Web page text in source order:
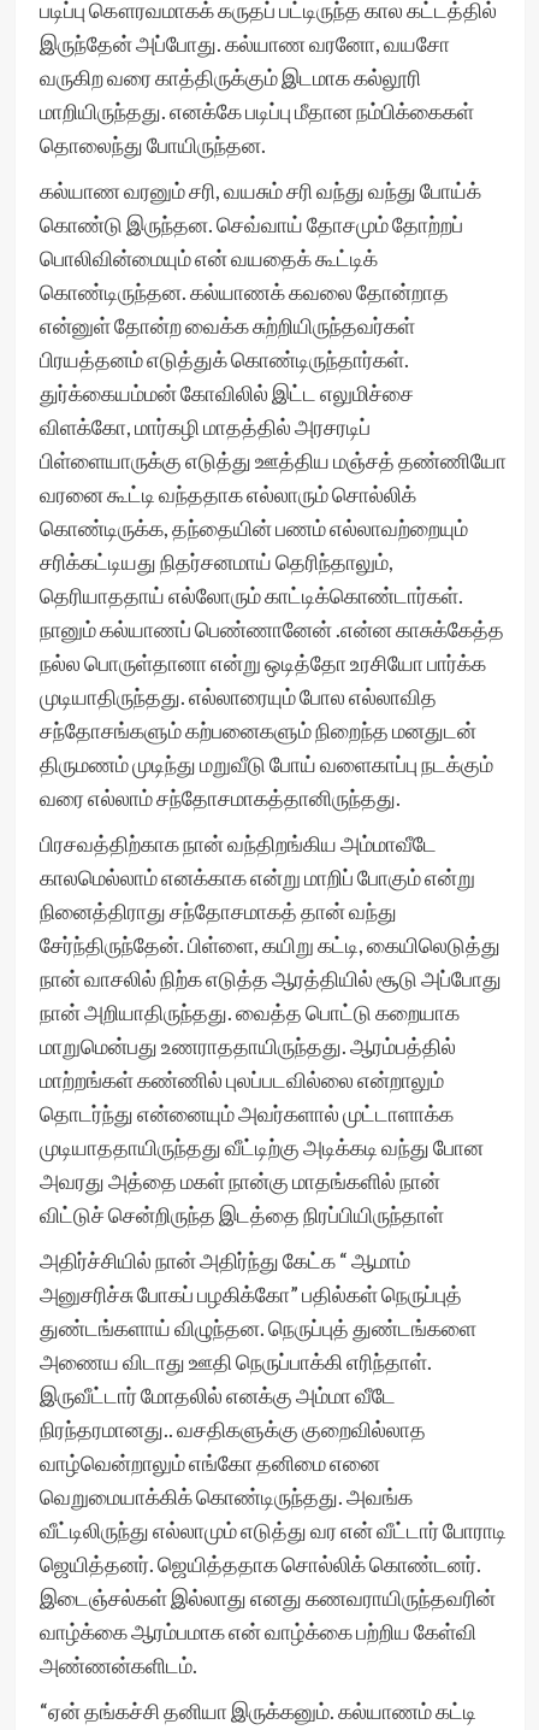
படிப்பு கௌரவமாகக் கருதப் பட்டிருந்த கால கட்டத்தில்
இருந்தேன் அப்போது. கல்யாண வரனோ, வயசோ
வருகிற வரை காத்திருக்கும் இடமாக கல்லூரி
மாறியிருந்தது. எனக்கே படிப்பு மீதான நம்பிக்கைகள்
தொலைந்து போயிருந்தன.
கல்யாண வரனும் சரி, வயசும் சரி வந்து வந்து போய்க்
கொண்டு இருந்தன. செவ்வாய் தோசமும் தோற்றப்
பொலிவின்மையும் என் வயதைக் கூட்டிக்
கொண்டிருந்தன. கல்யாணக் கவலை தோன்றாத
என்னுள் தோன்ற வைக்க சுற்றியிருந்தவர்கள்
பிரயத்தனம் எடுத்துக் கொண்டிருந்தார்கள்.
துர்க்கையம்மன் கோவிலில் இட்ட எலுமிச்சை
விளக்கோ, மார்கழி மாதத்தில் அரசரடிப்
பிள்ளையாருக்கு எடுத்து ஊத்திய மஞ்சத் தண்ணியோ
வரனை கூட்டி வந்ததாக எல்லாரும் சொல்லிக்
கொண்டிருக்க, தந்தையின் பணம் எல்லாவற்றையும்
சரிக்கட்டியது நிதர்சனமாய் தெரிந்தாலும்,
தெரியாததாய் எல்லோரும் காட்டிக்கொண்டார்கள்.
நானும் கல்யாணப் பெண்ணானேன் .என்ன காசுக்கேத்த
நல்ல பொருள்தானா என்று ஒடித்தோ உரசியோ பார்க்க
முடியாதிருந்தது. எல்லாரையும் போல எல்லாவித
சந்தோசங்களும் கற்பனைகளும் நிறைந்த மனதுடன்
திருமணம் முடிந்து மறுவீடு போய் வளைகாப்பு நடக்கும்
வரை எல்லாம் சந்தோசமாகத்தானிருந்தது.
பிரசவத்திற்காக நான் வந்திறங்கிய அம்மாவீடே
காலமெல்லாம் எனக்காக என்று மாறிப் போகும் என்று
நினைத்திராது சந்தோசமாகத் தான் வந்து
சேர்ந்திருந்தேன். பிள்ளை, கயிறு கட்டி, கையிலெடுத்து
நான் வாசலில் நிற்க எடுத்த ஆரத்தியில் சூடு அப்போது
நான் அறியாதிருந்தது. வைத்த பொட்டு கறையாக
மாறுமென்பது உணராததாயிருந்தது. ஆரம்பத்தில்
மாற்றங்கள் கண்ணில் புலப்படவில்லை என்றாலும்
தொடர்ந்து என்னையும் அவர்களால் முட்டாளாக்க
முடியாததாயிருந்தது வீட்டிற்கு அடிக்கடி வந்து போன
அவரது அத்தை மகள் நான்கு மாதங்களில் நான்
விட்டுச் சென்றிருந்த இடத்தை நிரப்பியிருந்தாள்
அதிர்ச்சியில் நான் அதிர்ந்து கேட்க “ ஆமாம்
அனுசரிச்சு போகப் பழகிக்கோ” பதில்கள் நெருப்புத்
துண்டங்களாய் விழுந்தன. நெருப்புத் துண்டங்களை
அணைய விடாது ஊதி நெருப்பாக்கி எரிந்தாள்.
இருவீட்டார் மோதலில் எனக்கு அம்மா வீடே
நிரந்தரமானது.. வசதிகளுக்கு குறைவில்லாத
வாழ்வென்றாலும் எங்கோ தனிமை எனை
வெறுமையாக்கிக் கொண்டிருந்தது. அவங்க
வீட்டிலிருந்து எல்லாமும் எடுத்து வர என் வீட்டார் போராடி
ஜெயித்தனர். ஜெயித்ததாக சொல்லிக் கொண்டனர்.
இடைஞ்சல்கள் இல்லாது எனது கணவராயிருந்தவரின்
வாழ்க்கை ஆரம்பமாக என் வாழ்க்கை பற்றிய கேள்வி
அண்ணன்களிடம்.
“ஏன் தங்கச்சி தனியா இருக்கனும். கல்யாணம் கட்டி